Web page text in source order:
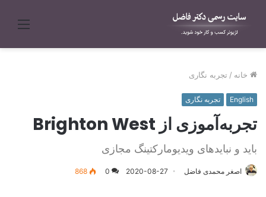
منو
خانه / تجربه نگاری
English تجربه نگاری
تجربه‌آموزی از Brighton West
باید و نبایدهای ویدیومارکتینگ مجازی
اصغر محمدی فاضل 2020-08-27
0
868